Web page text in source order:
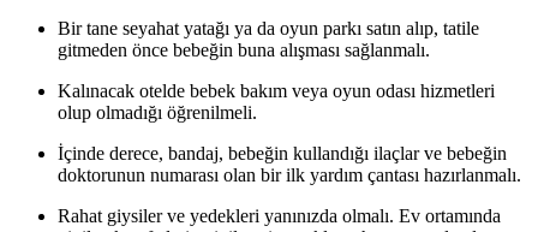
Bir tane seyahat yatağı ya da oyun parkı satın alıp, tatile
gitmeden önce bebeğin buna alışması sağlanmalı.
Kalınacak otelde bebek bakım veya oyun odası hizmetleri
olup olmadığı öğrenilmeli.
İçinde derece, bandaj, bebeğin kullandığı ilaçlar ve bebeğin
doktorunun numarası olan bir ilk yardım çantası hazırlanmalı.
Rahat giysiler ve yedekleri yanınızda olmalı. Ev ortamında